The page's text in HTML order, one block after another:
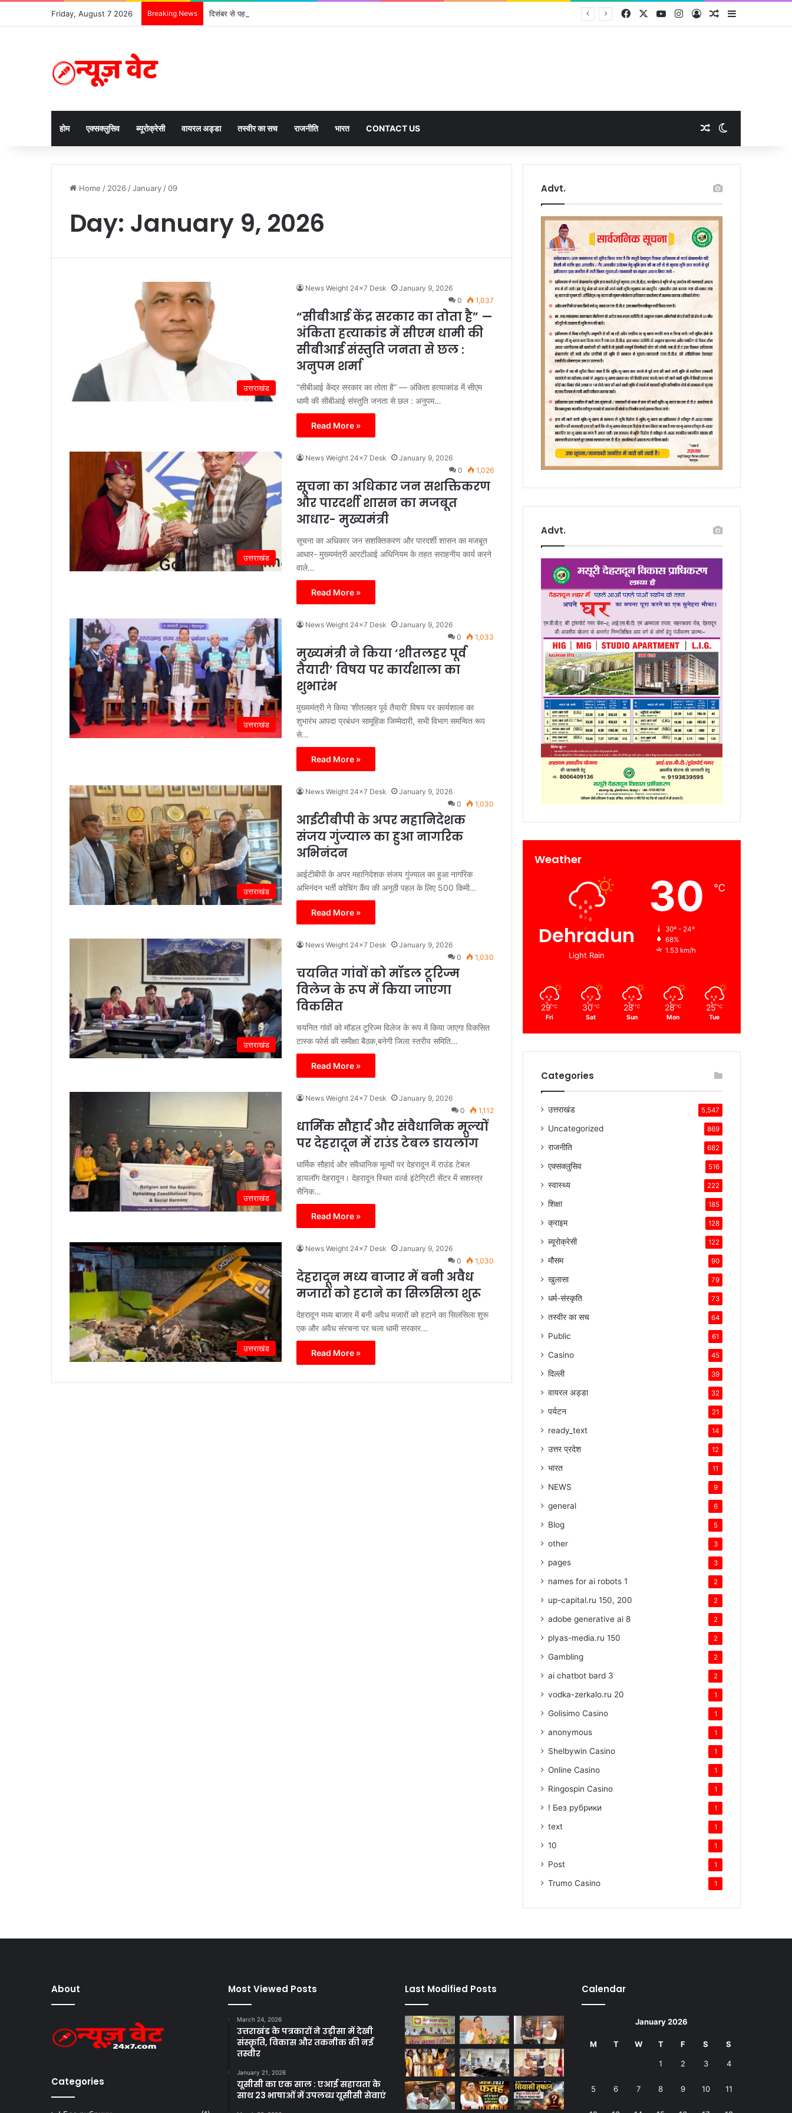
Friday, August 7 2026 Breaking News दिसंबर से पहले ढाई हजार से अधिक पदों के लिए भरे जाएंगे फार्म Facebook YouTubeInstagram
Log InRandom Article
होम एक्सक्लुसिव ब्यूरोक्रेसी वायरल अड्डा तस्वीर का सच राजनीति भारत CONTACT US Random Article
Home / 2026 /January /09
Day: January 9, 2026
उत्तराखंड
News Weight 24x7 Desk
January 9, 2026
0
1,037
“सीबीआई केंद्र सरकार का तोता है” —
अंकिता हत्याकांड में सीएम धामी की
सीबीआई संस्तुति जनता से छल :
अनुपम शर्मा
“सीबीआई केंद्र सरकार का तोता है” — अंकिता हत्याकांड में सीएम
धामी की सीबीआई संस्तुति जनता से छल : अनुपम…
Read More »
उत्तराखंड
News Weight 24x7 Desk
January 9, 2026
0
1,026
सूचना का अधिकार जन सशक्तिकरण
और पारदर्शी शासन का मजबूत
आधार- मुख्यमंत्री
सूचना का अधिकार जन सशक्तिकरण और पारदर्शी शासन का मजबूत
आधार- मुख्यमंत्री आरटीआई अधिनियम के तहत सराहनीय कार्य करने
वाले…
Read More »
उत्तराखंड
News Weight 24x7 Desk
January 9, 2026
0
1,033
मुख्यमंत्री ने किया ‘शीतलहर पूर्व
तैयारी’ विषय पर कार्यशाला का
शुभारंभ
मुख्यमंत्री ने किया ‘शीतलहर पूर्व तैयारी’ विषय पर कार्यशाला का
शुभारंभ आपदा प्रबंधन सामूहिक जिम्मेदारी, सभी विभाग समन्वित रूप
से…
Read More »
उत्तराखंड
News Weight 24x7 Desk
January 9, 2026
0
1,030
आईटीबीपी के अपर महानिदेशक
संजय गुंज्याल का हुआ नागरिक
अभिनंदन
आईटीबीपी के अपर महानिदेशक संजय गुंज्याल का हुआ नागरिक
अभिनंदन भर्ती कोचिंग कैंप की अनूठी पहल के लिए 500 किमी…
Read More »
उत्तराखंड
News Weight 24x7 Desk
January 9, 2026
0
1,030
चयनित गांवों को मॉडल टूरिज्म
विलेज के रूप में किया जाएगा
विकसित
चयनित गांवों को मॉडल टूरिज्म विलेज के रूप में किया जाएगा विकसित
टास्क फोर्स की समीक्षा बैठक,बनेगी जिला स्तरीय समिति…
Read More »
उत्तराखंड
News Weight 24x7 Desk
January 9, 2026
0
1,112
धार्मिक सौहार्द और संवैधानिक मूल्यों
पर देहरादून में राउंड टेबल डायलाॅग
धार्मिक सौहार्द और संवैधानिक मूल्यों पर देहरादून में राउंड टेबल
डायलाॅग देहरादून। देहरादून स्थित ​वर्ल्ड इंटेग्रिटी सेंटर में सशस्त्र
सैनिक…
Read More »
उत्तराखंड
News Weight 24x7 Desk
January 9, 2026
0
1,030
देहरादून मध्य बाजार में बनी अवैध
मजारों को हटाने का सिलसिला शुरू
देहरादून मध्य बाजार में बनी अवैध मजारों को हटाने का सिलसिला शुरू
एक और अवैध संरचना पर चला धामी सरकार…
Read More »
Advt.
Advt.
Weather
Dehradun
Light Rain
30 ℃
30º - 24º
68%
1.53 km/h
29 ℃
Fri
30 ℃
Sat
28 ℃
Sun
28 ℃
Mon
25 ℃
Tue
Categories
उत्तराखंड 5,547
Uncategorized 869
राजनीति 682
एक्सक्लुसिव 516
स्वास्थ्य 222
शिक्षा 185
क्राइम 128
ब्यूरोक्रेसी 122
मौसम 90
खुलासा 79
धर्म-संस्कृति 73
तस्वीर का सच 64
Public 61
Casino 45
दिल्ली 39
वायरल अड्डा 32
पर्यटन 21
ready_text 14
उत्तर प्रदेश 12
भारत 11
NEWS 9
general 6
Blog 5
other 3
pages 3
names for ai robots 1 2
up-capital.ru 150, 200 2
adobe generative ai 8 2
plyas-media.ru 150 2
Gambling 2
ai chatbot bard 3 2
vodka-zerkalo.ru 20 1
Golisimo Casino 1
anonymous 1
Shelbywin Casino 1
Online Casino 1
Ringospin Casino 1
! Без рубрики 1
text 1
10 1
Post 1
Trumo Casino 1
About
Categories
Most Viewed Posts
March 24, 2026
उत्तराखंड के पत्रकारों ने उड़ीसा में देखी
संस्कृति, विकास और तकनीक की नई
तस्वीर
January 21, 2026
यूसीसी का एक साल : एआई सहायता के
साथ 23 भाषाओं में उपलब्ध यूसीसी सेवाएं
Last Modified Posts Calendar
January 2026
M T W T F S S
1 2 3 4
5 6 7 8 9 10 11